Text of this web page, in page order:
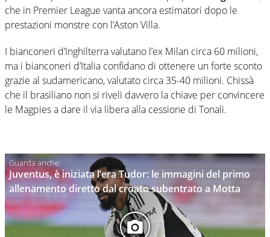
che in Premier League vanta ancora estimatori dopo le
prestazioni monstre con l’Aston Villa.
I bianconeri d’Inghilterra valutano l’ex Milan circa 60 milioni,
ma i bianconeri d’Italia confidano di ottenere un forte sconto
grazie al sudamericano, valutato circa 35-40 milioni. Chissà
che il brasiliano non si riveli davvero la chiave per convincere
le Magpies a dare il via libera alla cessione di Tonali.
Juventus, è iniziata l’era Tudor: le immagini del primo
allenamento diretto dal croato subentrato a Motta